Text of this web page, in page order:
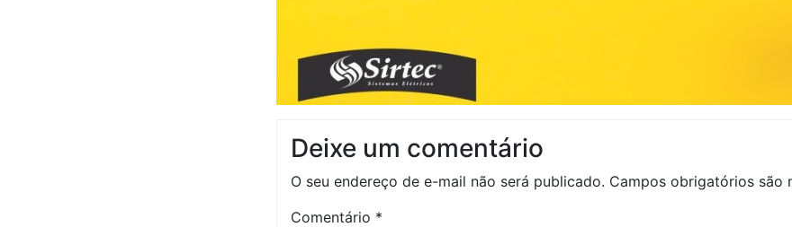
Deixe um comentário
O seu endereço de e-mail não será publicado. Campos obrigatórios são
Comentário *